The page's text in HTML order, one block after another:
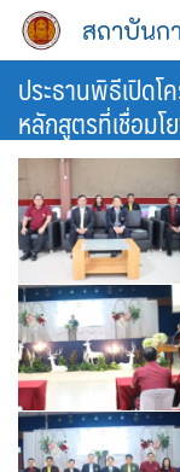
Skip
content
สถาบันก
ประธานพิธีเปิดโ
หลักสูตรที่เชื่อมโ